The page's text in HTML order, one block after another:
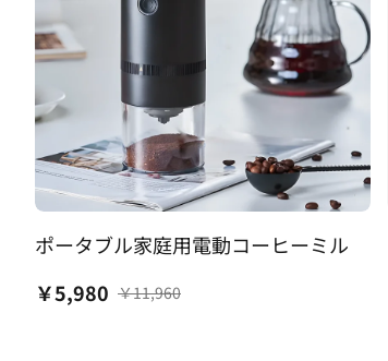
ポータブル家庭用電動コーヒーミル
￥5,980 ￥11,960